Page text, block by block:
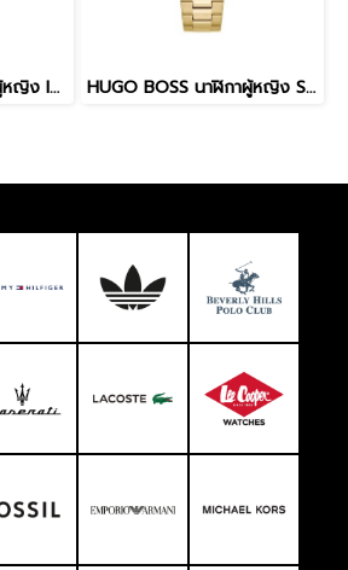
HUGO BOSS นาฬิกาผู้หญิง INTENSE รุ่น HB1540150 สายสเเตนเลส สีทอง 38มม. HUGO BOSS นาฬิกาผู้หญิง SHOW รุ่น HB1540157 สายสเเตนเลส สีทอง 38มม.